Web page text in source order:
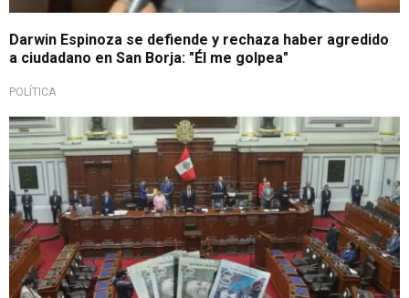
Darwin Espinoza se defiende y rechaza haber agredido
a ciudadano en San Borja: "Él me golpea"
POLÍTICA
¡Atención afiliados!